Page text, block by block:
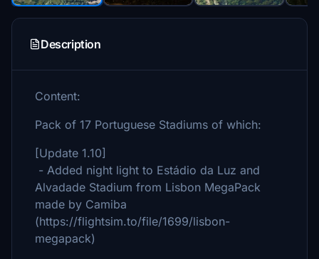
Description
Content:
Pack of 17 Portuguese Stadiums of which:
[Update 1.10]
- Added night light to Estádio da Luz and
Alvadade Stadium from Lisbon MegaPack
made by Camiba
(https://flightsim.to/file/1699/lisbon-
megapack)